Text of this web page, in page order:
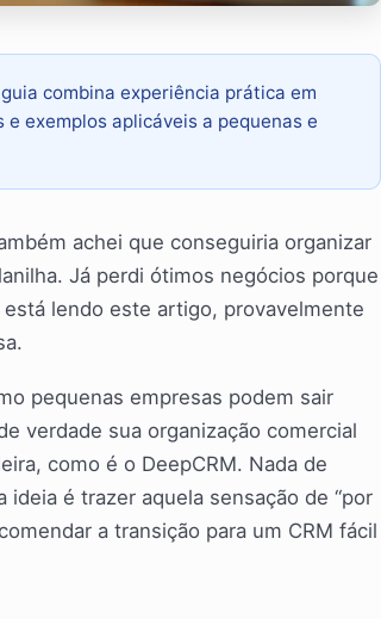
combina experiência prática em
exemplos aplicáveis a pequenas e
achei que conseguiria organizar
Já perdi ótimos negócios porque
lendo este artigo, provavelmente
pequenas empresas podem sair
verdade sua organização comercial
como é o DeepCRM. Nada de
é trazer aquela sensação de “por
a transição para um CRM fácil